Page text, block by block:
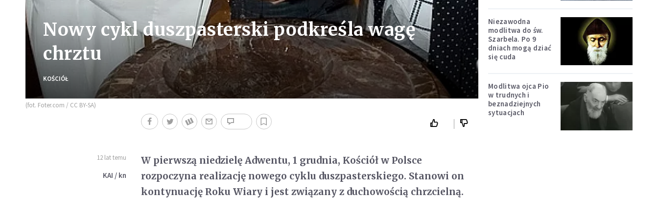
Nowy cykl duszpasterski podkreśla wagę
chrztu
KOŚCIÓŁ
(fot. Foter.com / CC BY-SA)
12 lat temu
KAI / kn
W pierwszą niedzielę Adwentu, 1 grudnia, Kościół w Polsce
rozpoczyna realizację nowego cyklu duszpasterskiego. Stanowi on
kontynuację Roku Wiary i jest związany z duchowością chrzcielną.
Niezawodna
modlitwa do św.
Szarbela. Po 9
dniach mogą dziać
się cuda
Modlitwa ojca Pio
w trudnych i
beznadziejnych
sytuacjach